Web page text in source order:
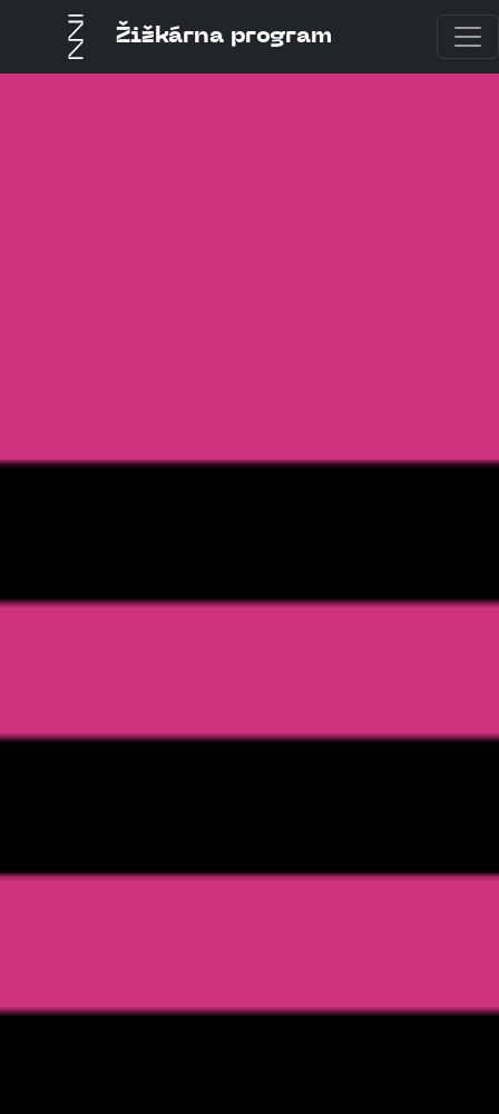
Žižkárna program